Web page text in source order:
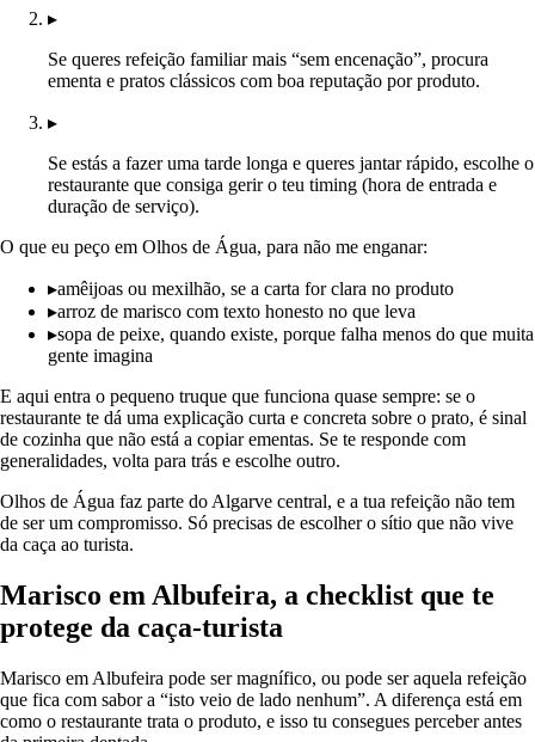
▸
Se queres refeição familiar mais “sem encenação”, procura
ementa e pratos clássicos com boa reputação por produto.
▸
Se estás a fazer uma tarde longa e queres jantar rápido, escolhe o
restaurante que consiga gerir o teu timing (hora de entrada e
duração de serviço).
O que eu peço em Olhos de Água, para não me enganar:
▸amêijoas ou mexilhão, se a carta for clara no produto
▸arroz de marisco com texto honesto no que leva
▸sopa de peixe, quando existe, porque falha menos do que muita
gente imagina
E aqui entra o pequeno truque que funciona quase sempre: se o
restaurante te dá uma explicação curta e concreta sobre o prato, é sinal
de cozinha que não está a copiar ementas. Se te responde com
generalidades, volta para trás e escolhe outro.
Olhos de Água faz parte do Algarve central, e a tua refeição não tem
de ser um compromisso. Só precisas de escolher o sítio que não vive
da caça ao turista.
Marisco em Albufeira, a checklist que te
protege da caça-turista
Marisco em Albufeira pode ser magnífico, ou pode ser aquela refeição
que fica com sabor a “isto veio de lado nenhum”. A diferença está em
como o restaurante trata o produto, e isso tu consegues perceber antes